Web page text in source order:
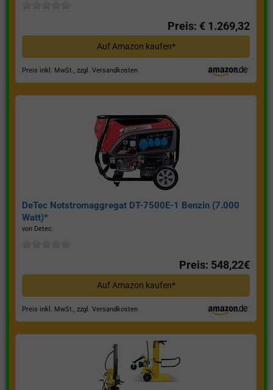
Preis: € 1.269,32
Auf Amazon kaufen*
Preis inkl. MwSt., zzgl. Versandkosten
DeTec Notstromaggregat DT-7500E-1 Benzin (7.000
Watt)*
von Detec.
Preis: 548,22€
Auf Amazon kaufen*
Preis inkl. MwSt., zzgl. Versandkosten